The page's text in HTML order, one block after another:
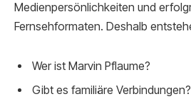
Medienpersönlichkeiten und
Fernsehformaten. Deshalb
Wer ist Marvin Pflaume?
Gibt es familiäre Verbindungen?